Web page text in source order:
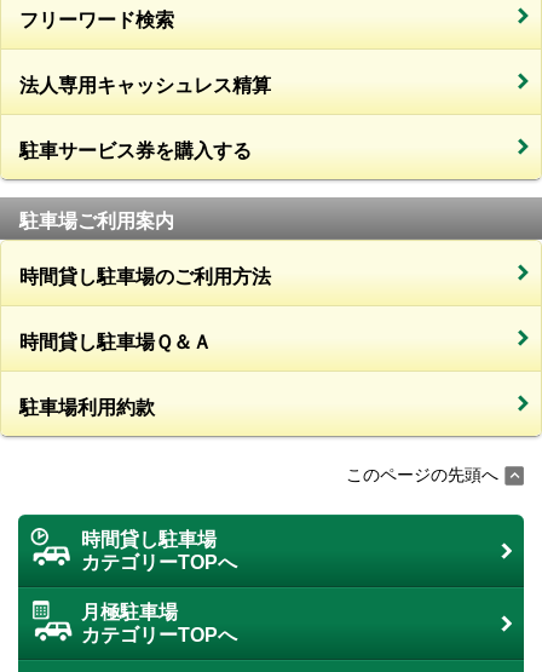
フリーワード検索
法人専用キャッシュレス精算
駐車サービス券を購入する
駐車場ご利用案内
時間貸し駐車場のご利用方法
時間貸し駐車場Ｑ＆Ａ
駐車場利用約款
このページの先頭へ
時間貸し駐車場
カテゴリーTOPへ
月極駐車場
カテゴリーTOPへ